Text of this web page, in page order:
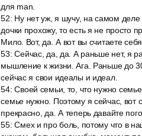
для man.
52: Ну нет уж, я шучу, на самом деле
дочки прохожу, то есть я не просто
Мило. Вот, да. А вот вы считаете
53:Сейчас, да, да. А раньше нет, я
мышление к жизни. Ага. Раньше до
сейчас я свои идеалы и идеал.
54:Своей семьи, то, что нужно
семье нужно. Поэтому я сейчас, вот
прекрасно, да. А теперь давайте
55:Смех и про боль, потому что в